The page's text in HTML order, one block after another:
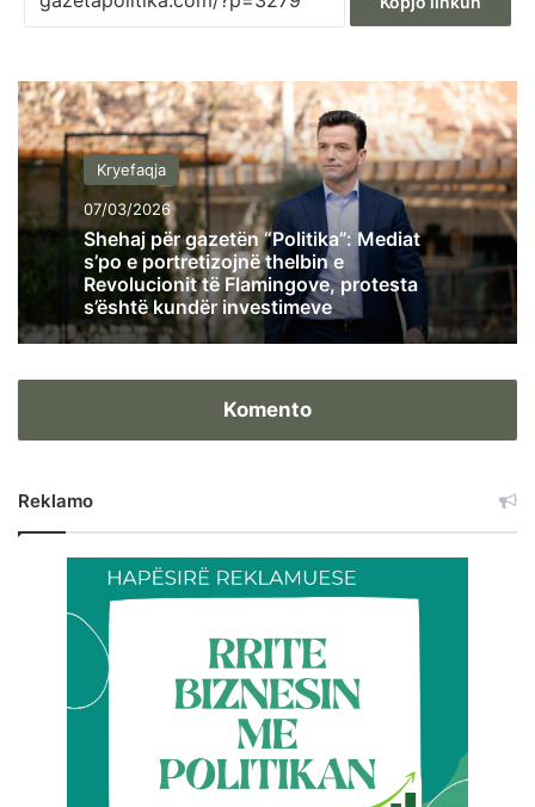
Kryefaqja
07/03/2026
Shehaj për gazetën “Politika”: Mediat
s’po e portretizojnë thelbin e
Revolucionit të Flamingove, protesta
s’është kundër investimeve
Komento
Reklamo